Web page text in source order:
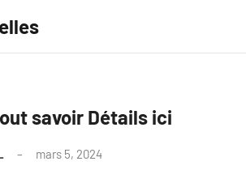
savoir Détails ici
mars 5, 2024